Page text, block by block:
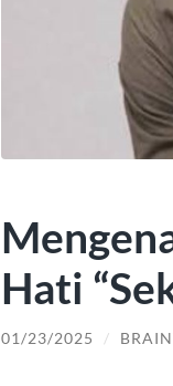
Hati
01/23/2025 /